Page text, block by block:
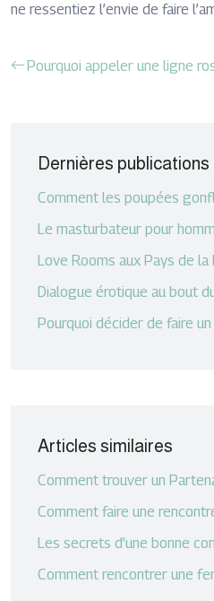
ne ressentiez l’envie de faire
Pourquoi appeler une ligne
Dernières publications
Comment les poupées
Le masturbateur pour
Love Rooms aux Pays de
Dialogue érotique au bout
Pourquoi décider de faire
Articles similaires
Comment trouver un
Comment faire une
Les secrets d’une bonne
Comment rencontrer une